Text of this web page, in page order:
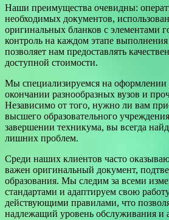
Наши преимущества очевидны:
необходимых документов,
оригинальных бланков с элементами
контроль на каждом этапе выполнения
позволяет нам предоставлять
доступной стоимости.
Мы специализируемся на оформлении
окончании разнообразных вузов и
Независимо от того, нужно ли вам
высшего образовательного
завершении техникума, вы всегда
лишних проблем.
Среди наших клиентов часто
важен оригинальный документ,
образования. Мы следим за всеми
стандартами и адаптируем свою
действующими правилами, что
надлежащий уровень обслуживания и